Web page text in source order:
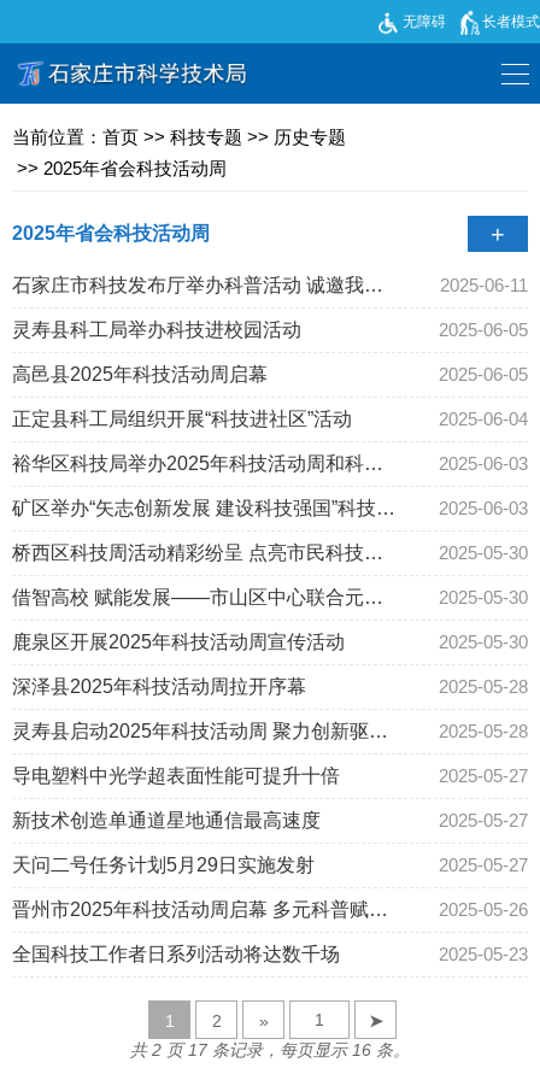
无障碍 长者模式
当前位置： 首页 >> 科技专题 >> 历史专题
>> 2025年省会科技活动周
2025年省会科技活动周 +
2026年全国两会专题
学习贯彻党的二十届四中全会精神
2025年省会科技活动周
2025年全国两会专题
学习贯彻党的二十届三中全会精神
中国共产党第二十次全国代表大会
2024年省会科技活动周
2024年全国两会专题
2023年省会科技活动周
2023年全国两会专题
石家庄市科技发布厅举办科普活动 诚邀我市
企业进行推介
2025-06-11
灵寿县科工局举办科技进校园活动 2025-06-05
高邑县2025年科技活动周启幕 2025-06-05
正定县科工局组织开展“科技进社区”活动 2025-06-04
裕华区科技局举办2025年科技活动周和科技
工作者日系列活动
2025-06-03
矿区举办“矢志创新发展 建设科技强国”科技活
动周宣传咨询活动
2025-06-03
桥西区科技周活动精彩纷呈 点亮市民科技生
活
2025-05-30
借智高校 赋能发展——市山区中心联合元氏
科工局组织企业开展技术对接活动
2025-05-30
鹿泉区开展2025年科技活动周宣传活动 2025-05-30
深泽县2025年科技活动周拉开序幕 2025-05-28
灵寿县启动2025年科技活动周 聚力创新驱动
建设科技强县
2025-05-28
导电塑料中光学超表面性能可提升十倍 2025-05-27
新技术创造单通道星地通信最高速度 2025-05-27
天问二号任务计划5月29日实施发射 2025-05-27
晋州市2025年科技活动周启幕 多元科普赋能
创新发展
2025-05-26
全国科技工作者日系列活动将达数千场 2025-05-23
1 2 »
➤
共 2 页 17 条记录，每页显示 16 条。